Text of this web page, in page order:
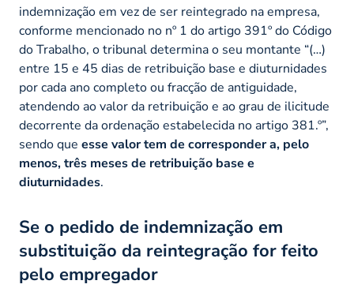
indemnização em vez de ser reintegrado na empresa,
conforme mencionado no nº 1 do artigo 391º do Código
do Trabalho, o tribunal determina o seu montante “(…)
entre 15 e 45 dias de retribuição base e diuturnidades
por cada ano completo ou fracção de antiguidade,
atendendo ao valor da retribuição e ao grau de ilicitude
decorrente da ordenação estabelecida no artigo 381.º”,
sendo que esse valor tem de corresponder a, pelo
menos, três meses de retribuição base e
diuturnidades.
Se o pedido de indemnização em
substituição da reintegração for feito
pelo empregador